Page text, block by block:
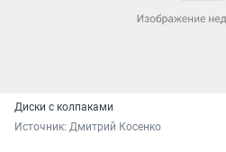
Диски с колпаками
Источник: Дмитрий Косенко